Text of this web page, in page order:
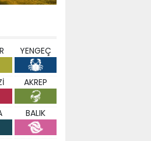
YENGEÇ
AKREP
BALIK